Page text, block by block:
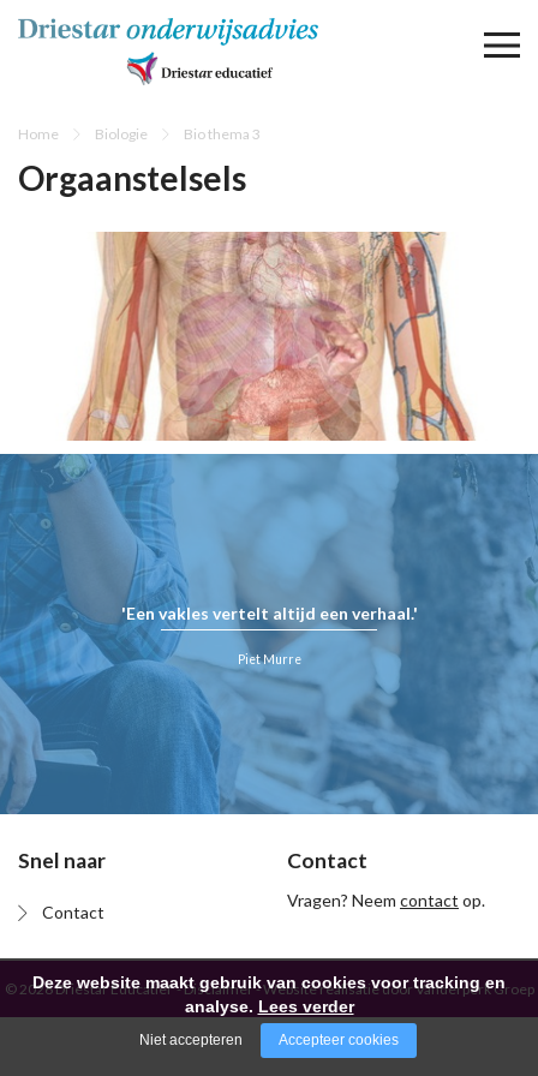
Home Biologie Bio thema 3
Orgaanstelsels
'Een vakles vertelt altijd een verhaal.'
Piet Murre
Snel naar
Contact
Contact
Vragen? Neem contact op.
© 2026 Driestar Educatief -Disclaimer-Website realisatie door Vanderperk Groep
Deze website maakt gebruik van cookies voor tracking en
analyse. Lees verder
Niet accepteren Accepteer cookies